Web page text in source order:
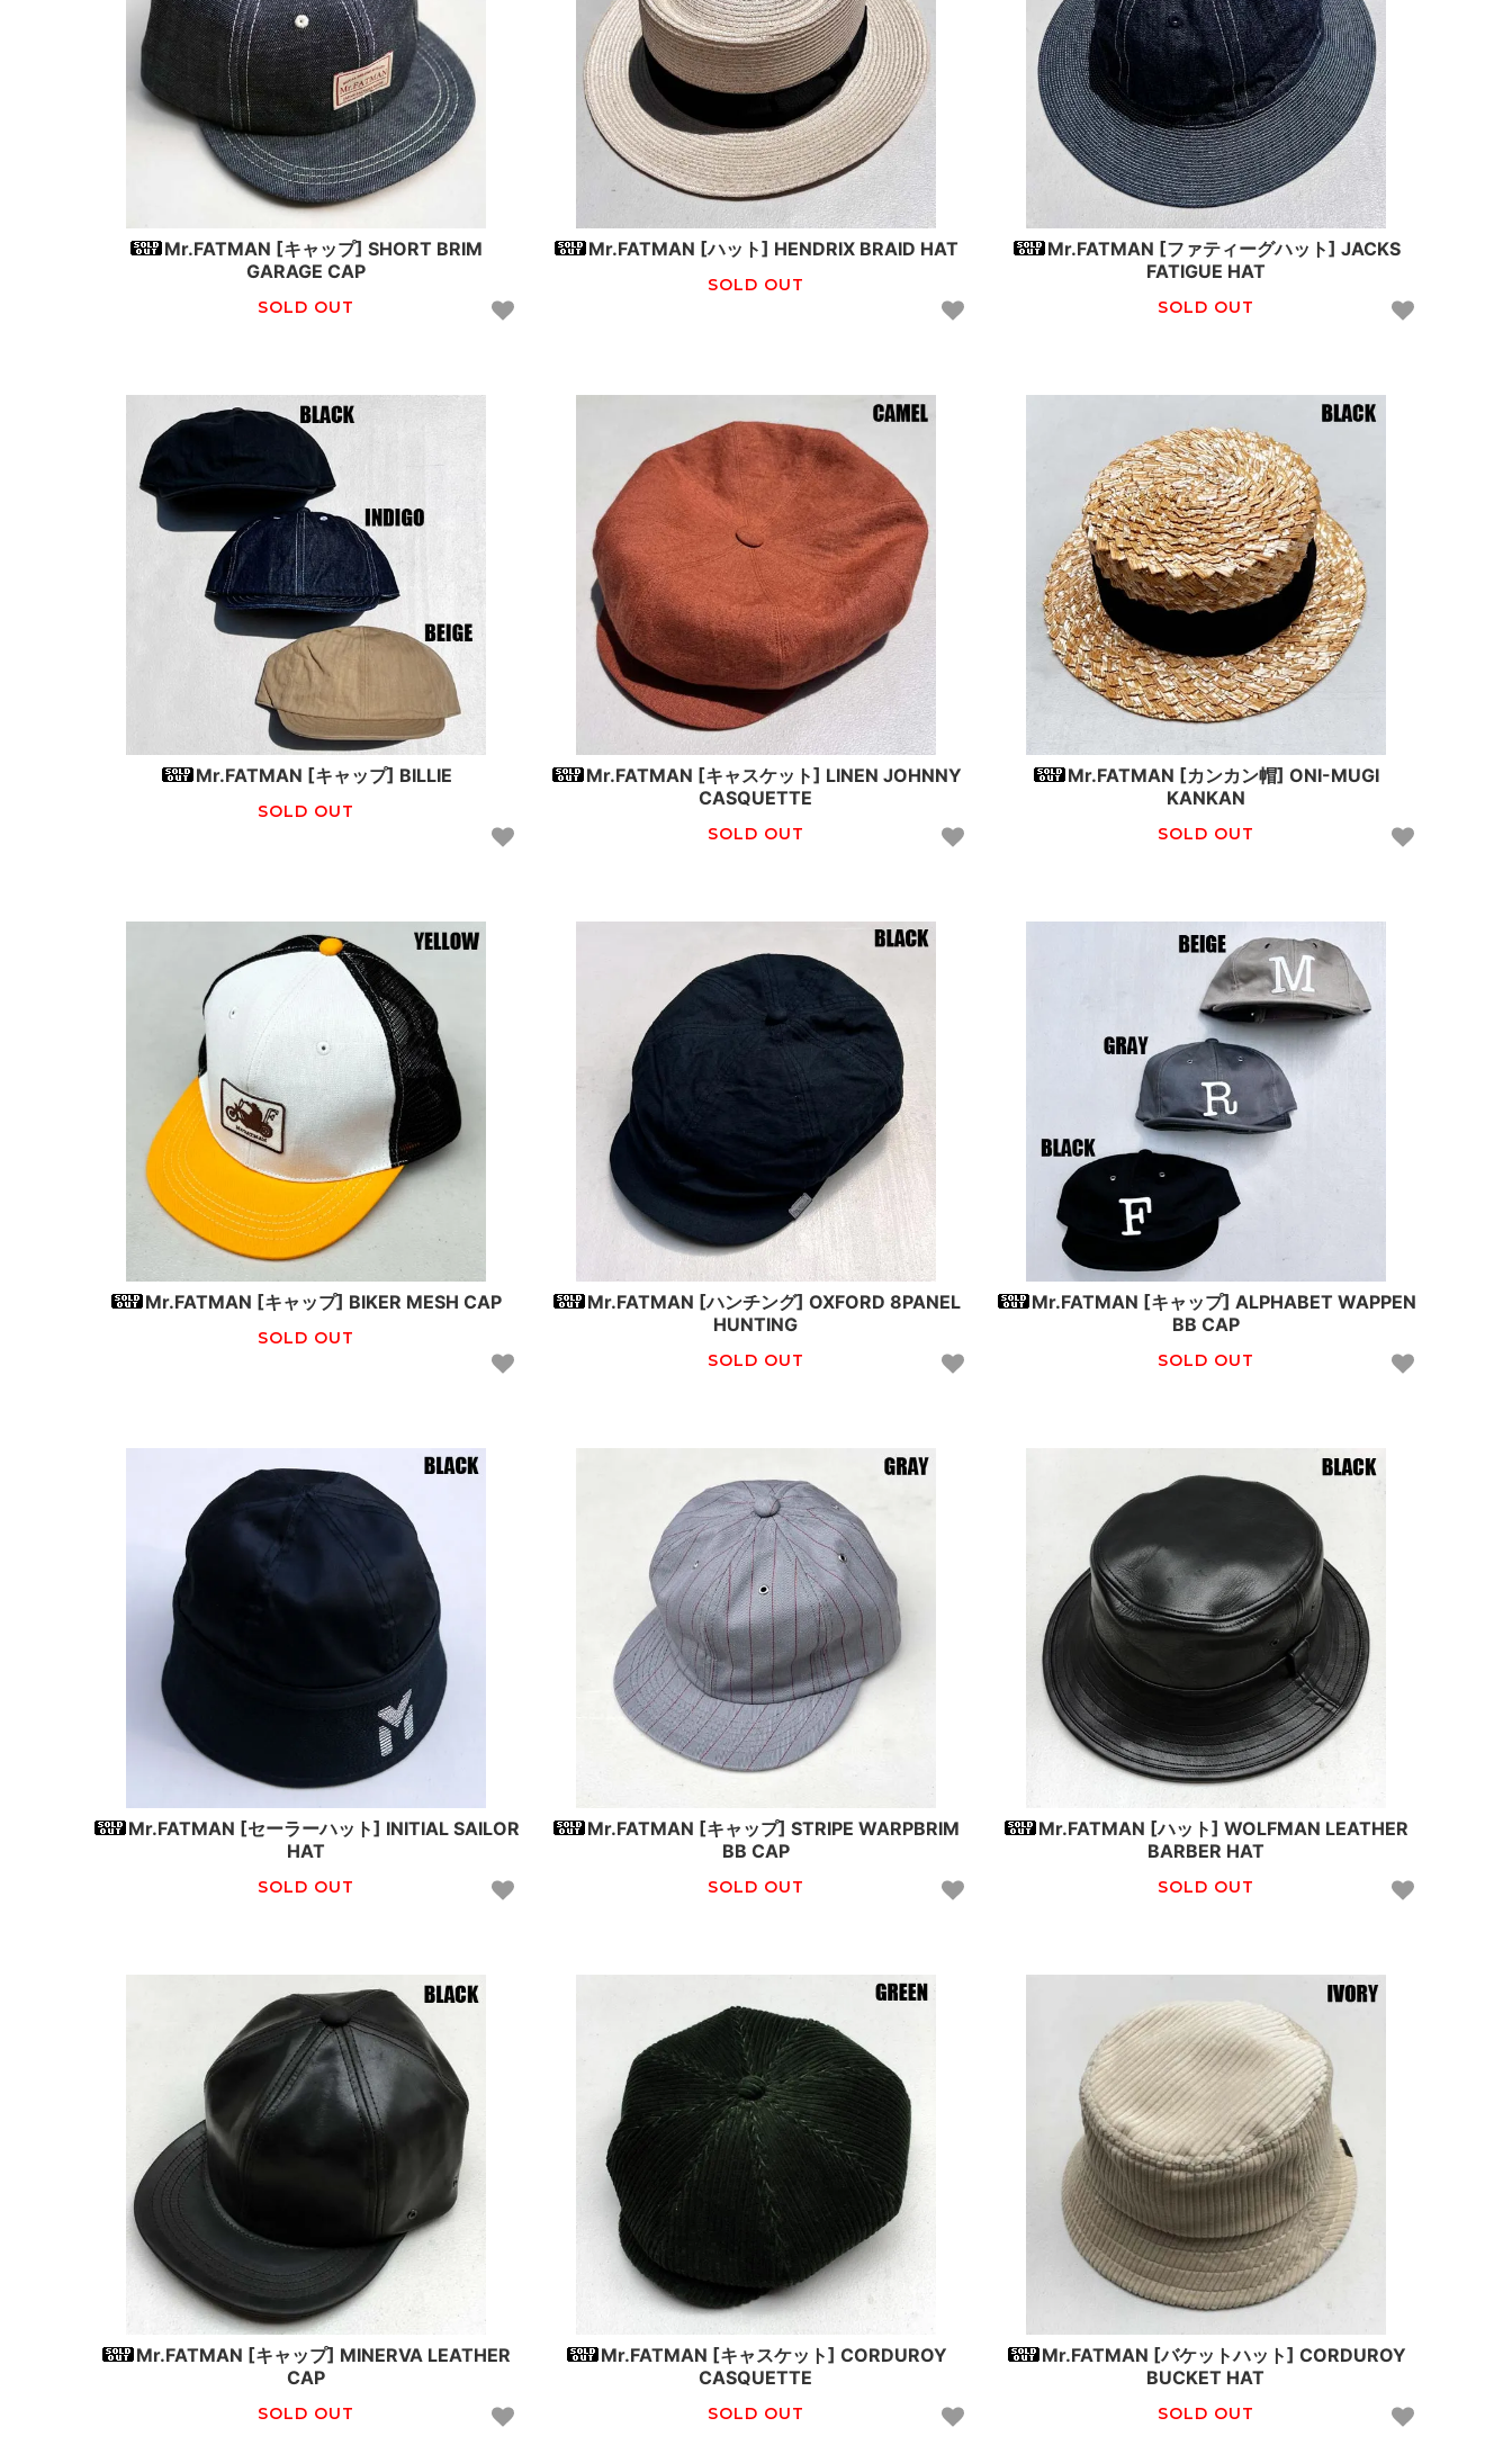
Mr.FATMAN [キャップ] SHORT BRIM
GARAGE CAP
SOLD OUT
Mr.FATMAN [ハット] HENDRIX BRAID HAT
SOLD OUT
Mr.FATMAN [ファティーグハット] JACKS
FATIGUE HAT
SOLD OUT
Mr.FATMAN [キャップ] BILLIE
SOLD OUT
Mr.FATMAN [キャスケット] LINEN JOHNNY
CASQUETTE
SOLD OUT
Mr.FATMAN [カンカン帽] ONI-MUGI
KANKAN
SOLD OUT
Mr.FATMAN [キャップ] BIKER MESH CAP
SOLD OUT
Mr.FATMAN [ハンチング] OXFORD 8PANEL
HUNTING
SOLD OUT
Mr.FATMAN [キャップ] ALPHABET WAPPEN
BB CAP
SOLD OUT
Mr.FATMAN [セーラーハット] INITIAL SAILOR
HAT
SOLD OUT
Mr.FATMAN [キャップ] STRIPE WARPBRIM
BB CAP
SOLD OUT
Mr.FATMAN [ハット] WOLFMAN LEATHER
BARBER HAT
SOLD OUT
Mr.FATMAN [キャップ] MINERVA LEATHER
CAP
SOLD OUT
Mr.FATMAN [キャスケット] CORDUROY
CASQUETTE
SOLD OUT
Mr.FATMAN [バケットハット] CORDUROY
BUCKET HAT
SOLD OUT